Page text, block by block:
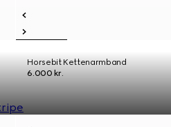
Horsebit Kettenarmband
6.000 kr.